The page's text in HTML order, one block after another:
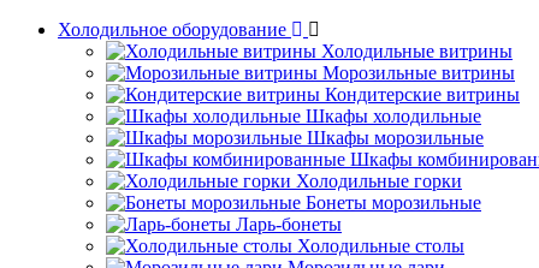
Холодильное оборудование
Холодильные витрины
Морозильные витрины
Кондитерские витрины
Шкафы холодильные
Шкафы морозильные
Шкафы
Холодильные горки
Бонеты морозильные
Ларь-бонеты
Холодильные столы